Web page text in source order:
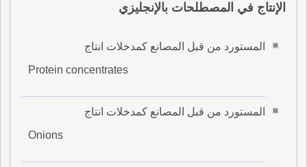
الإنتاج في المصطلحات بالإنجليزي
المستورد من قبل المصانع كمدخلات انتاج
Protein concentrates
المستورد من قبل المصانع كمدخلات انتاج
Onions